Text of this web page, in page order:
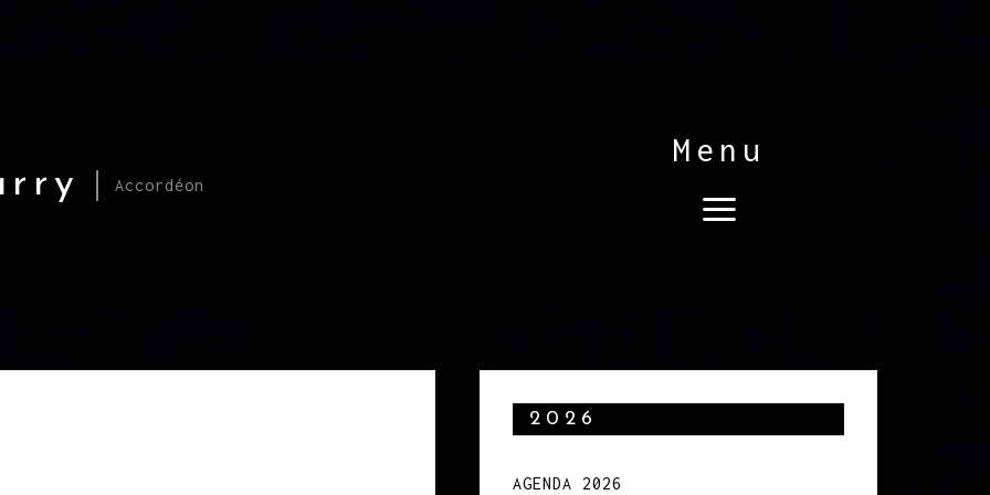
Accordéon
Menu
2026
AGENDA 2026